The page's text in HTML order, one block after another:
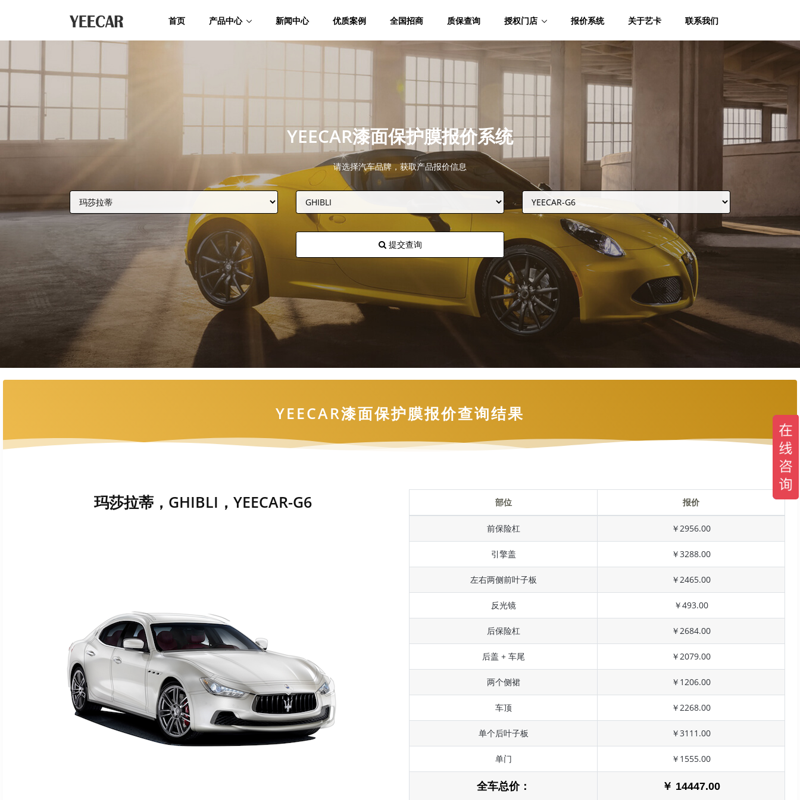
首页 产品中心 新闻中心 优质案例 全国招商 质保查询 授权门店 报价系统 关于艺卡 联系我们
YEECAR漆面保护膜报价系统
请选择汽车品牌，获取产品报价信息
提交查询
YEECAR漆面保护膜报价查询结果
玛莎拉蒂，GHIBLI，YEECAR-G6 部位 报价
前保险杠 ￥2956.00
引擎盖 ￥3288.00
左右两侧前叶子板 ￥2465.00
反光镜 ￥493.00
后保险杠 ￥2684.00
后盖 + 车尾 ￥2079.00
两个侧裙 ￥1206.00
车顶 ￥2268.00
单个后叶子板 ￥3111.00
单门 ￥1555.00
全车总价： ￥ 14447.00